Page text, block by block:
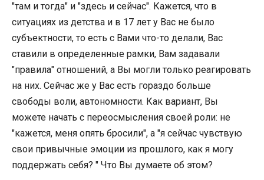
"там и тогда" и "здесь и сейчас". Кажется, что в
ситуациях из детства и в 17 лет у Вас не было
субъектности, то есть с Вами что-то делали, Вас
ставили в определенные рамки, Вам задавали
"правила" отношений, а Вы могли только реагировать
на них. Сейчас же у Вас есть гораздо больше
свободы воли, автономности. Как вариант, Вы
можете начать с переосмысления своей роли: не
"кажется, меня опять бросили", а "я сейчас чувствую
свои привычные эмоции из прошлого, как я могу
поддержать себя? " Что Вы думаете об этом?